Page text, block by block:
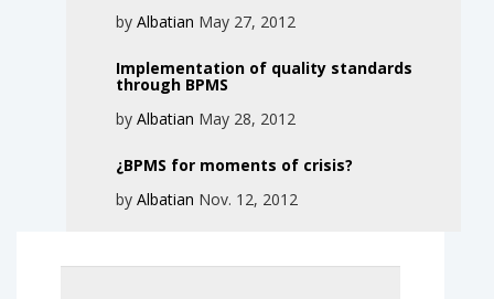
by Albatian May 27, 2012
Implementation of quality standards
through BPMS
by Albatian May 28, 2012
¿BPMS for moments of crisis?
by Albatian Nov. 12, 2012